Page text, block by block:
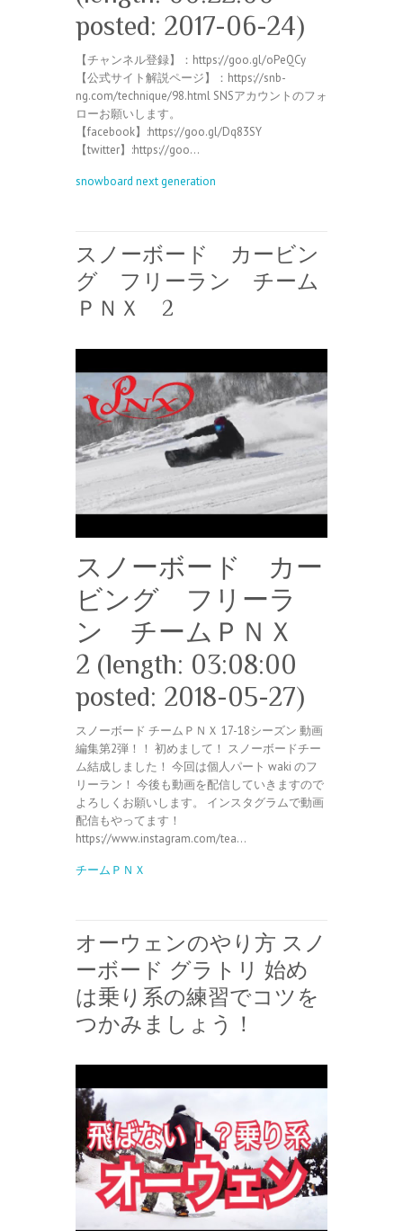
posted: 2017-06-24)
【チャンネル登録】：https://goo.gl/oPeQCy
【公式サイト解説ページ】：https://snb-
ng.com/technique/98.html SNSアカウントのフォ
ローお願いします。
【facebook】:https://goo.gl/Dq83SY
【twitter】:https://goo…
snowboard next generation
スノーボード カービン
グ フリーラン チーム
ＰＮＸ 2
スノーボード カー
ビング フリーラ
ン チームＰＮＸ
2 (length: 03:08:00
posted: 2018-05-27)
スノーボード チームＰＮＸ 17-18シーズン 動画
編集第2弾！！ 初めまして！ スノーボードチー
ム結成しました！ 今回は個人パート waki のフ
リーラン！ 今後も動画を配信していきますので
よろしくお願いします。 インスタグラムで動画
配信もやってます！
https://www.instagram.com/tea…
チームＰＮＸ
オーウェンのやり方 スノ
ーボード グラトリ 始め
は乗り系の練習でコツを
つかみましょう！